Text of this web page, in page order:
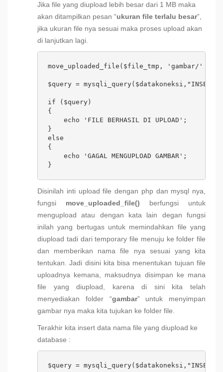
Jika file yang diupload lebih besar dari 1 MB maka
akan ditampilkan pesan “ukuran file terlalu besar”,
jika ukuran file nya sesuai maka proses upload akan
di lanjutkan lagi.
move_uploaded_file($file_tmp, 'gambar/' .
$query =
if ($query)
{
    echo 'FILE BERHASIL DI UPLOAD';
}
else
{
    echo 'GAGAL MENGUPLOAD GAMBAR';
}
Disinilah inti upload file dengan php dan mysql nya,
fungsi move_uploaded_file() berfungsi untuk
mengupload atau dengan kata lain degan fungsi
inilah yang bertugas untuk memindahkan file yang
diupload tadi dari temporary file menuju ke folder file
dan memberikan nama file nya sesuai yang kita
tentukan. Jadi disini kita bisa menentukan tujuan file
uploadnya kemana, maksudnya disimpan ke mana
file yang diupload, karena di sini kita telah
menyediakan folder “gambar” untuk menyimpan
gambar nya maka kita tujukan ke folder file.
Terakhir kita insert data nama file yang diupload ke
database :
$query =